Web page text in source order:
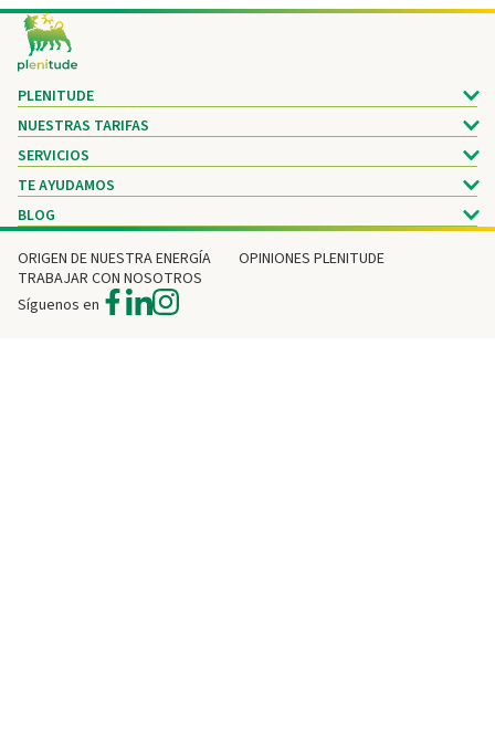
Footer
PLENITUDE
NUESTRAS TARIFAS
SERVICIOS
TE AYUDAMOS
BLOG
ORIGEN DE NUESTRA ENERGÍA
OPINIONES PLENITUDE
TRABAJAR CON NOSOTROS
Síguenos en